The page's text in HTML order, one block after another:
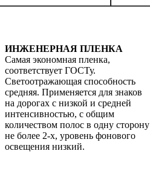
ИНЖЕНЕРНАЯ ПЛЕНКА
Самая экономная пленка,
соответствует ГОСТу.
Светоотражающая способность
средняя. Применяется для знаков
на дорогах с низкой и средней
интенсивностью, с общим
количеством полос в одну сторону
не более 2-х, уровень фонового
освещения низкий.